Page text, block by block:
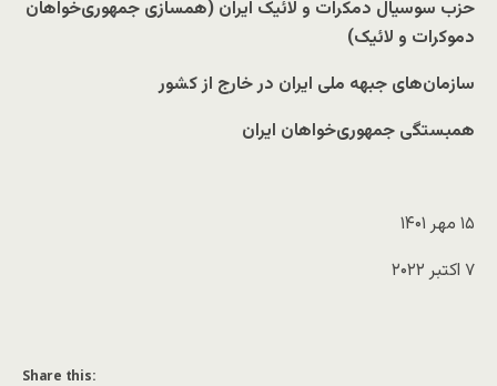
حزب سوسیال دمکرات و لائیک ایران (همسازی جمهوری‌خواهان
دموکرات و لائیک)
سازمان‌های جبهه ملی ایران در خارج از کشور
همبستگی جمهوری‌خواهان ایران
۱۵ مهر ۱۴۰۱
۷ اکتبر ۲۰۲۲
Share this: